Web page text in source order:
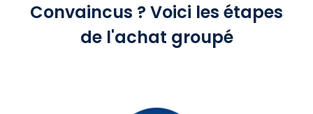
Convaincus ? Voici les étapes
de l'achat groupé